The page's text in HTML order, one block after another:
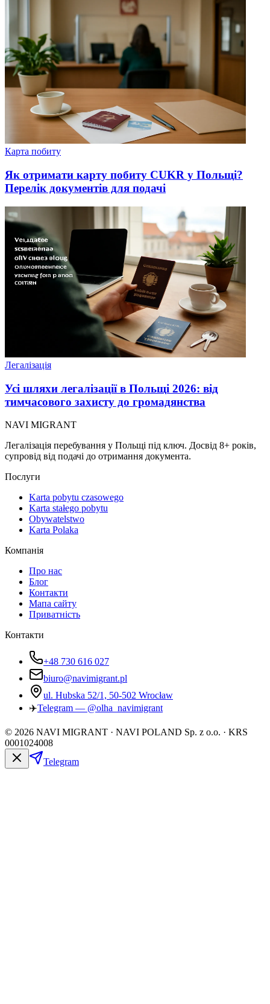
Карта побиту
Як отримати карту побиту СUKR у Польщі?
Перелік документів для подачі
Легалізація
Усі шляхи легалізації в Польщі 2026: від
тимчасового захисту до громадянства
NAVI MIGRANT
Легалізація перебування у Польщі під ключ. Досвід 8+ років,
супровід від подачі до отримання документа.
Послуги
Karta pobytu czasowego
Karta stałego pobytu
Obywatelstwo
Karta Polaka
Компанія
Про нас
Блог
Контакти
Мапа сайту
Приватність
Контакти
+48 730 616 027
biuro@navimigrant.pl
ul. Hubska 52/1, 50-502 Wrocław
✈️Telegram — @olha_navimigrant
© 2026 NAVI MIGRANT · NAVI POLAND Sp. z o.o. · KRS
0001024008
Telegram